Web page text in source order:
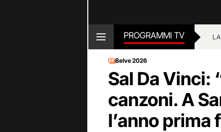
PROGRAMMI TV
Belve 2026
Sal Da Vinci:
canzoni. A
l’anno prima